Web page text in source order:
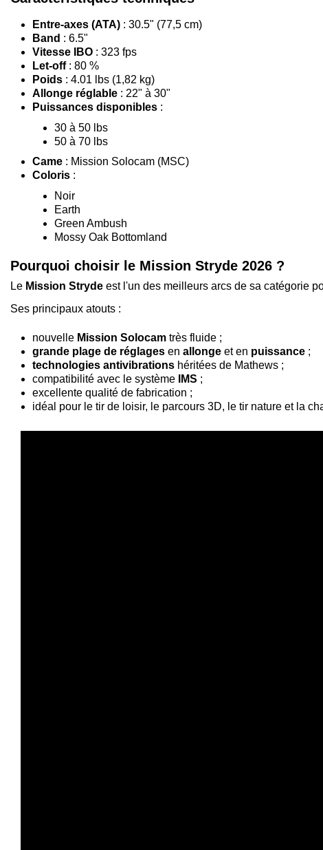
Entre-axes (ATA) : 30.5" (77,5 cm)
Band : 6.5"
Vitesse IBO : 323 fps
Let-off: 80 %
Poids : 4.01 lbs (1,82 kg)
Allonge réglable : 22" à 30"
Puissances disponibles :
30 à 50 lbs
50 à 70 lbs
Came : Mission Solocam (MSC)
Coloris :
Noir
Earth
Green Ambush
Mossy Oak Bottomland
Pourquoi choisir le Mission Stryde 2026 ?
Le Mission Stryde est l'un des meilleurs arcs de sa catégorie
Ses principaux atouts :
nouvelle Mission Solocam très fluide ;
grande plage de réglages en allonge et en puissance ;
technologies antivibrations héritées de Mathews ;
compatibilité avec le système
IMS ;
excellente qualité de fabrication ;
idéal pour le tir de loisir, le parcours 3D, le tir nature et la